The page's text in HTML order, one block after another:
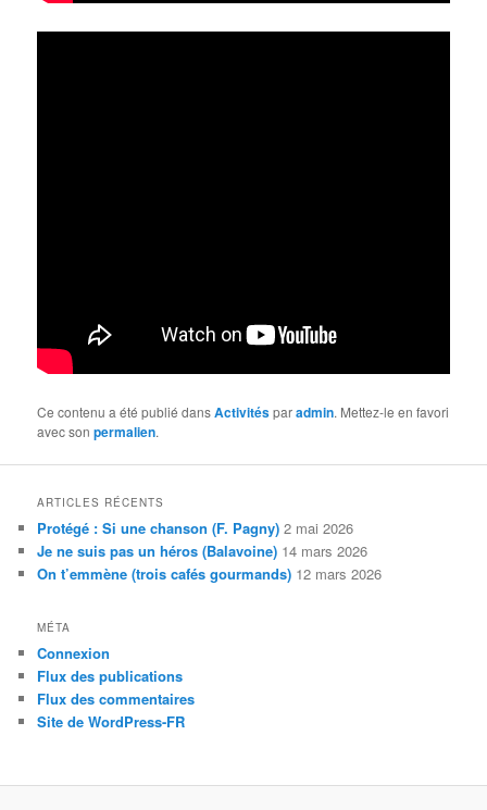
Ce contenu a été publié dansActivitésparadmin. Mettez-le en favori
avec sonpermalien.
ARTICLES RÉCENTS
Protégé : Si une chanson (F. Pagny) 2 mai 2026
Je ne suis pas un héros (Balavoine) 14 mars 2026
On t’emmène (trois cafés gourmands) 12 mars 2026
MÉTA
Connexion
Flux des publications
Flux des commentaires
Site de WordPress-FR